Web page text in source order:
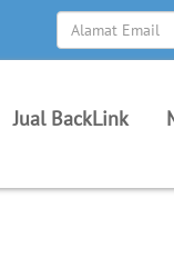
Jual BackLink